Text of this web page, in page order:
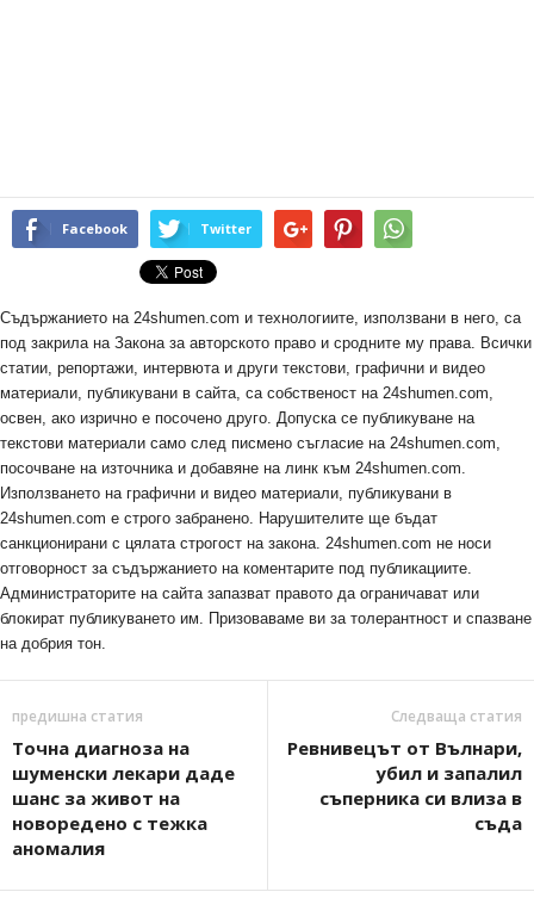
Facebook Twitter
Съдържанието на 24shumen.com и технологиите, използвани в него, са
под закрила на Закона за авторското право и сродните му права. Всички
статии, репортажи, интервюта и други текстови, графични и видео
материали, публикувани в сайта, са собственост на 24shumen.com,
освен, ако изрично е посочено друго. Допуска се публикуване на
текстови материали само след писмено съгласие на 24shumen.com,
посочване на източника и добавяне на линк към 24shumen.com.
Използването на графични и видео материали, публикувани в
24shumen.com е строго забранено. Нарушителите ще бъдат
санкционирани с цялата строгост на закона. 24shumen.com не носи
отговорност за съдържанието на коментарите под публикациите.
Администраторите на сайта запазват правото да ограничават или
блокират публикуването им. Призоваваме ви за толерантност и спазване
на добрия тон.
предишна статия
Точна диагноза на
шуменски лекари даде
шанс за живот на
новоредено с тежка
аномалия
Следваща статия
Ревнивецът от Вълнари,
убил и запалил
съперника си влиза в
съда